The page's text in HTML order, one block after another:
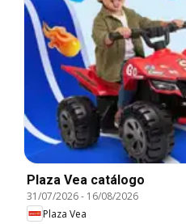
Plaza Vea catálogo
31/07/2026- 16/08/2026
Plaza Vea